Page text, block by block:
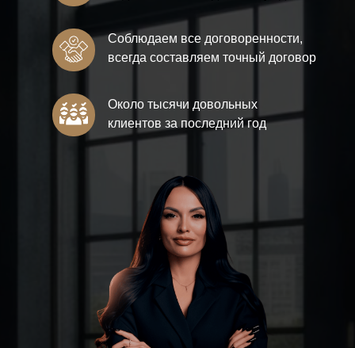
Соблюдаем все договоренности,
всегда составляем точный договор
Около тысячи довольных
клиентов за последний год